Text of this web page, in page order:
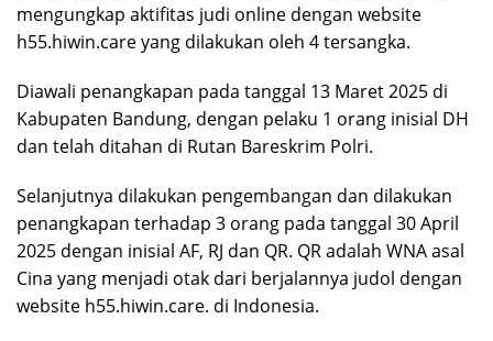
mengungkap aktifitas judi online dengan website
h55.hiwin.care yang dilakukan oleh 4 tersangka.
Diawali penangkapan pada tanggal 13 Maret 2025 di
Kabupaten Bandung, dengan pelaku 1 orang inisial DH
dan telah ditahan di Rutan Bareskrim Polri.
Selanjutnya dilakukan pengembangan dan dilakukan
penangkapan terhadap 3 orang pada tanggal 30 April
2025 dengan inisial AF, RJ dan QR. QR adalah WNA asal
Cina yang menjadi otak dari berjalannya judol dengan
website h55.hiwin.care. di Indonesia.